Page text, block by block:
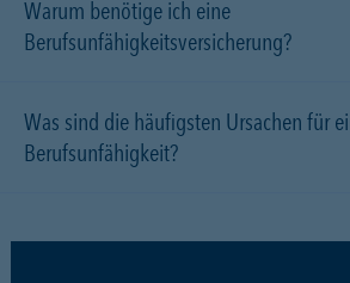
Warum benötige ich eine
Berufsunfähigkeitsversicherung?
Was sind die häufigsten Ursachen für
Berufsunfähigkeit?